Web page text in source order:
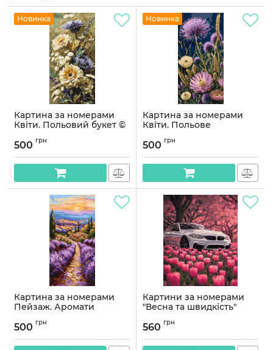
Новинка
Картина за номерами
Квіти. Польовий букет ©
Артикул:
500 грн
Новинка
Картина за номерами
Квіти. Польове
Орігамі LW 5164
Артикул:LW5164
500 грн
Картина за номерами
Пейзаж. Аромати
Орігамі LW 5151
Артикул:LW5151
500 грн
Картини за номерами
"Весна та швидкість"
Артикул:
560 грн